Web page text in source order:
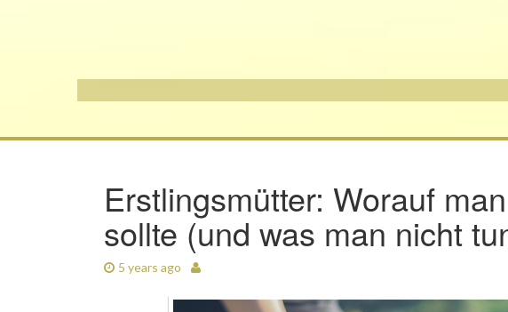
Erstlingsmütter: Worauf
sollte (und was man nicht
5 years ago